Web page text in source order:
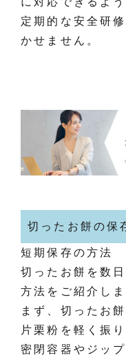
定期的な安全研
かせません。
切ったお餅の保
短期保存の方法
切ったお餅を数
方法をご紹介しま
まず、切ったお
片栗粉を軽く振
密閉容器やジッ